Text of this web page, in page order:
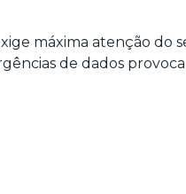
máxima atenção
de dados